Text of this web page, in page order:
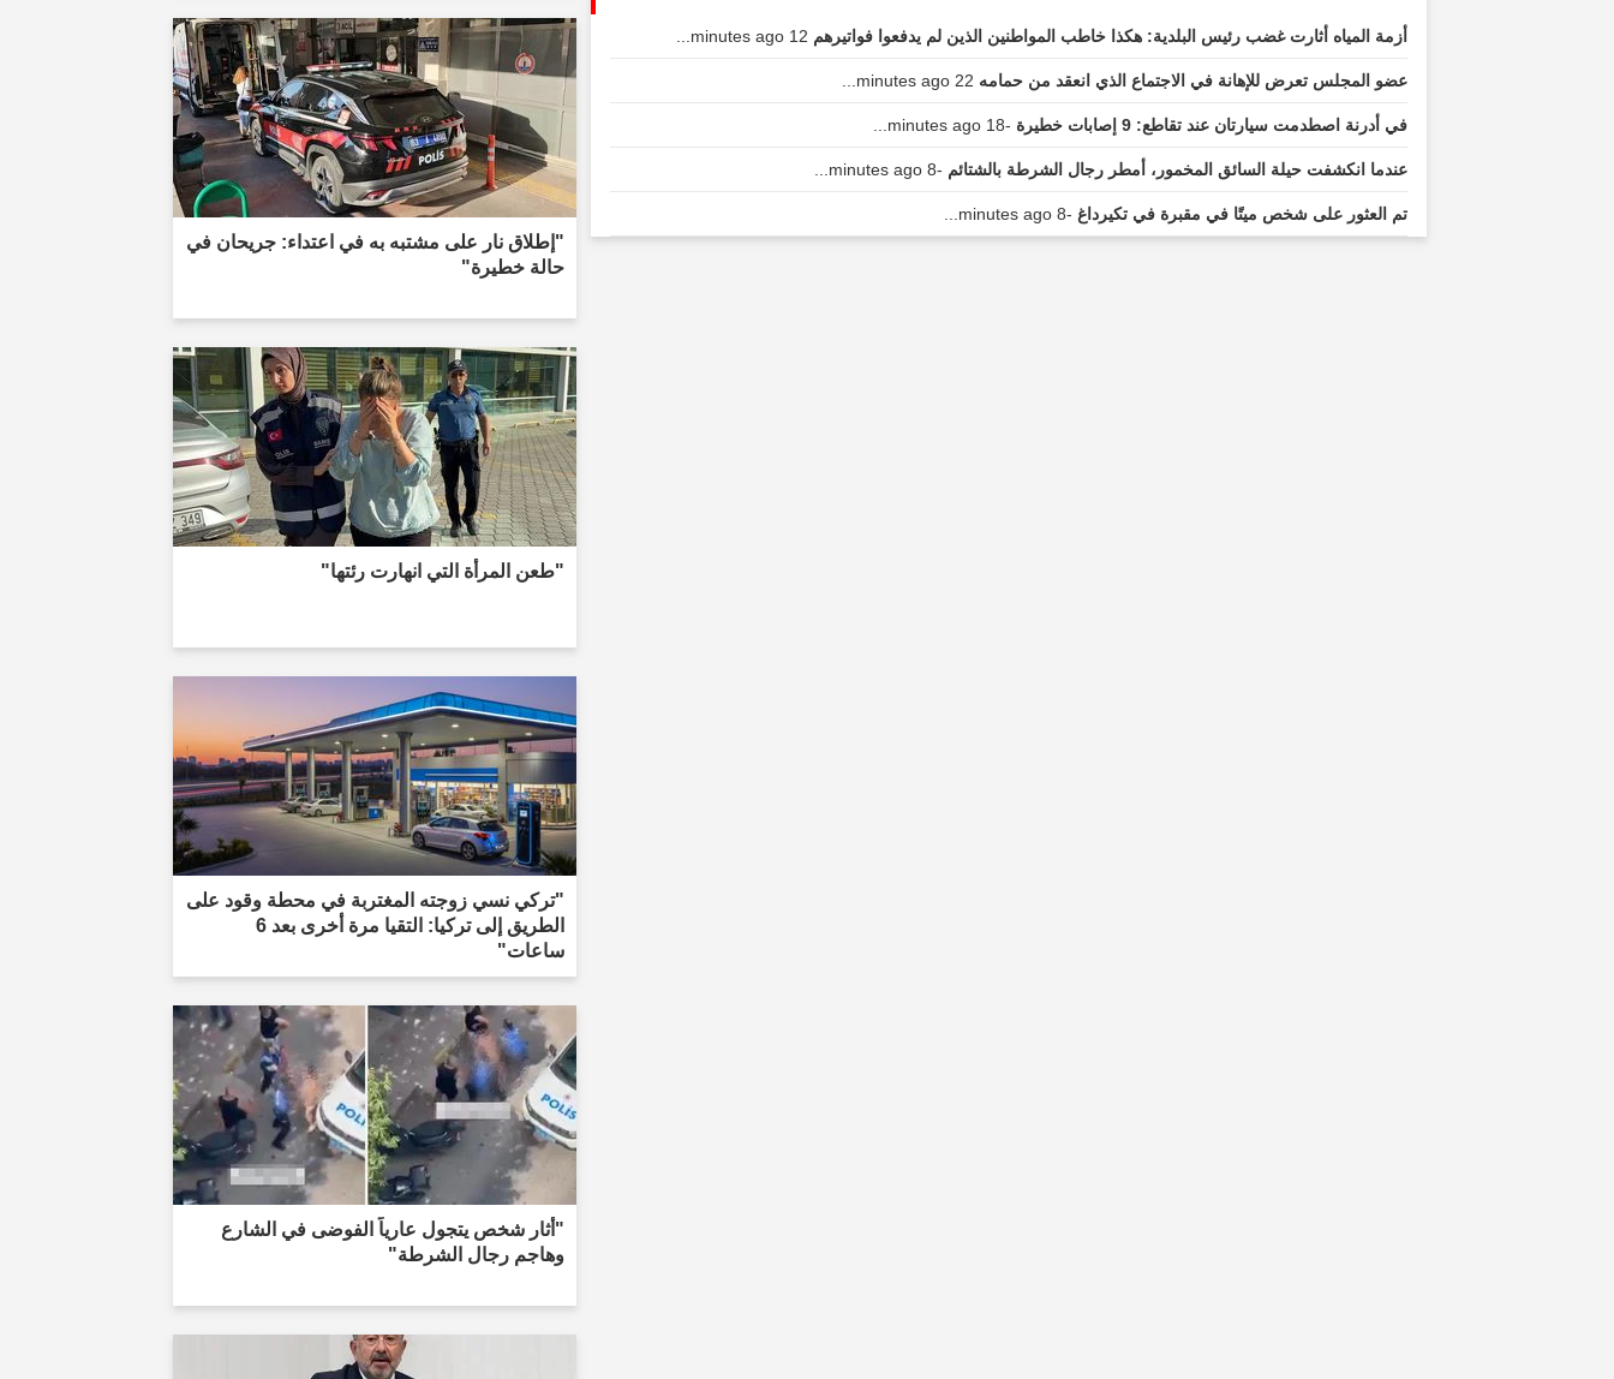
أزمة المياه أثارت غضب رئيس البلدية: هكذا خاطب المواطنين الذين لم يدفعوا فواتيرهم 12 minutes ago...
عضو المجلس تعرض للإهانة في الاجتماع الذي انعقد من حمامه 22 minutes ago...
في أدرنة اصطدمت سيارتان عند تقاطع: 9 إصابات خطيرة -18 minutes ago...
عندما انكشفت حيلة السائق المخمور، أمطر رجال الشرطة بالشتائم -8 minutes ago...
تم العثور على شخص ميتًا في مقبرة في تكيرداغ -8 minutes ago...
"إطلاق نار على مشتبه به في اعتداء: جريحان في
حالة خطيرة"
"طعن المرأة التي انهارت رئتها"
"تركي نسي زوجته المغتربة في محطة وقود على
الطريق إلى تركيا: التقيا مرة أخرى بعد 6
ساعات"
"أثار شخص يتجول عارياً الفوضى في الشارع
وهاجم رجال الشرطة"